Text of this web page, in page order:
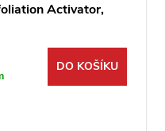
Activator,
DO KOŠÍKU